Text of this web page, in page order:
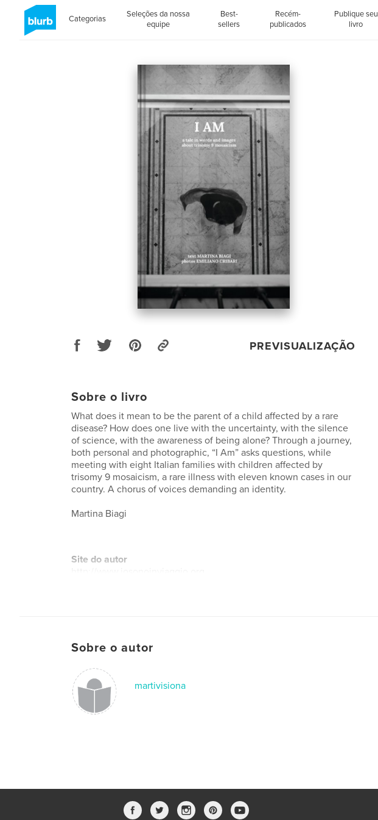
Categorias
Seleções da nossa
equipe
Best-
sellers
Recém-
publicados
Publique seu
livro
PREVISUALIZAÇÃO
Sobre o livro
What does it mean to be the parent of a child affected by a rare
disease? How does one live with the uncertainty, with the silence
of science, with the awareness of being alone? Through a journey,
both personal and photographic, “I Am” asks questions, while
meeting with eight Italian families with children affected by
trisomy 9 mosaicism, a rare illness with eleven known cases in our
country. A chorus of voices demanding an identity.
Martina Biagi
Site do autor
Sobre o autor
martivisiona